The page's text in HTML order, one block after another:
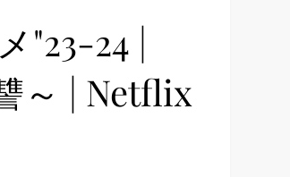
"23-24 |
～ | Netflix